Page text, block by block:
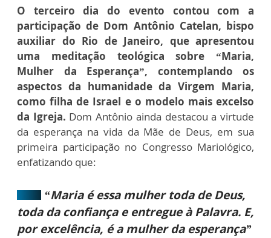
O terceiro dia do evento contou com a
participação de Dom Antônio Catelan, bispo
auxiliar do Rio de Janeiro, que apresentou
uma meditação teológica sobre “Maria,
Mulher da Esperança”, contemplando os
aspectos da humanidade da Virgem Maria,
como filha de Israel e o modelo mais excelso
da Igreja. Dom Antônio ainda destacou a virtude
da esperança na vida da Mãe de Deus, em sua
primeira participação no Congresso Mariológico,
enfatizando que:
“Maria é essa mulher toda de Deus,
toda da confiança e entregue à Palavra. E,
por excelência, é a mulher da esperança”